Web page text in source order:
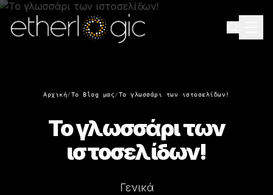
Αρχική/Το Blog μας/Το γλωσσάρι των ιστοσελίδων!
Το γλωσσάρι των
ιστοσελίδων!
Γενικά